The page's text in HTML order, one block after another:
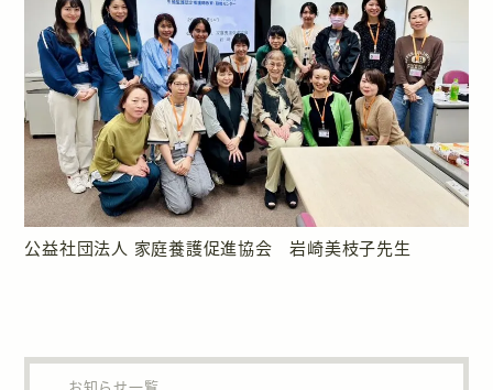
公益社団法人 家庭養護促進協会 岩崎美枝子先生